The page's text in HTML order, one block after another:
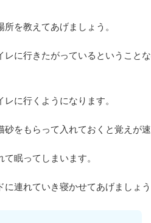
を教えてあげましょう。
レに行きたがっているということ
に行くようになります。
砂をもらって入れておくと覚えが速
眠ってしまいます。
連れていき寝かせてあげましょう